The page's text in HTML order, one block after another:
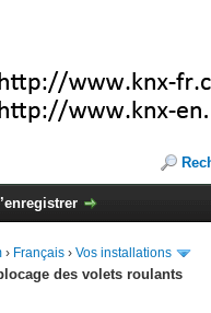
› Français › Vos installations
des volets roulants